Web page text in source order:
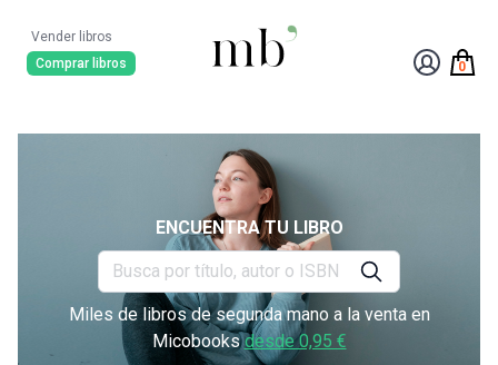
Vender libros
Comprar libros
0
ENCUENTRA TU LIBRO
Miles de libros de segunda mano a la venta en
Micobooksdesde 0,95 €